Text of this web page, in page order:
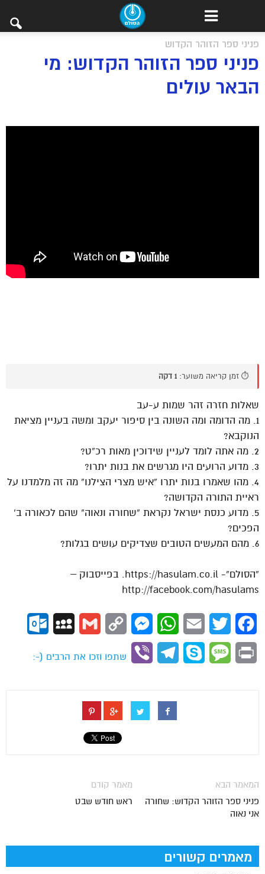
פניני ספר הזוהר הקדוש
פניני ספר הזוהר הקדוש: מי
הבאר עולים
⏱️ זמן קריאה משוער: 1 דקה
שאלות חזרה זהר שמות ע-עב
1. מה הדומה ומה השונה בין סיפור יעקב ומשה בעניין מציאת
הנוקבא?
2. מה אתה לומד לעניין שידוכין מאות רכ”ט?
3. מדוע הרועים היו מגרשים את בנות יתרו?
4. מהו שאמרו בנות יתרו “איש מצרי הצילנו” מה זה מלמדנו על
ראיית התורה הקדושה?
5. מדוע כנסת ישראל נקראת “שחורה ונאוה” שהם לכאורה ב’
הפכים?
6. מהם המעשים הטובים שצדיקים עושים בגלות?
“הסולם”- https://hasulam.co.il. בפייסבוק –
http://facebook.com/hasulams
Facebook
Twitter
Email
WhatsApp
Messenger
Copy
Gmail
MySpace
Print
Message
Skype
Telegram
Viber
שתפו וזכו את הרבים (-:
מאמר קודם
ראש חודש שבט
המאמר הבא
פניני ספר הזוהר הקדוש: שחורה
אני נאוה
מאמרים קשורים